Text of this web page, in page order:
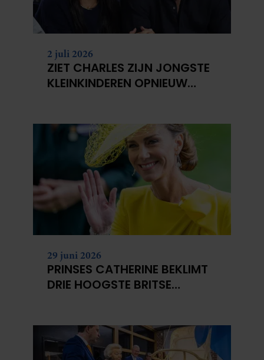
2 juli 2026
ZIET CHARLES ZIJN JONGSTE
KLEINKINDEREN OPNIEUW
29 juni 2026
PRINSES CATHERINE BEKLIMT
DRIE HOOGSTE BRITSE